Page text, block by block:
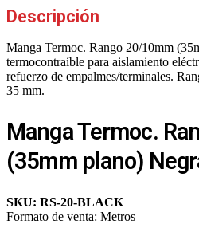
Descripción
Manga Termoc. Rango 20/10mm
termocontraíble para aislamiento
refuerzo de empalmes/terminales.
35 mm.
Manga Termoc.
(35mm plano)
SKU: RS-20-BLACK
Formato de venta: Metros